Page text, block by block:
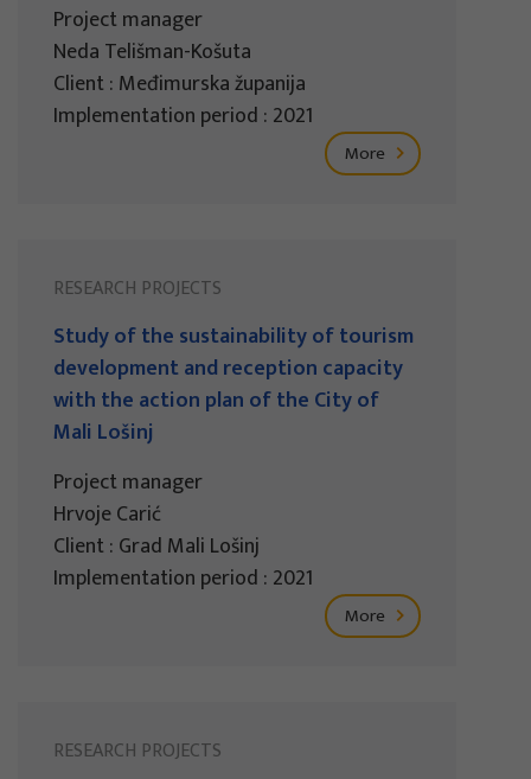
Project manager
Neda Telišman-Košuta
Client : Međimurska županija
Implementation period : 2021
More
RESEARCH PROJECTS
Study of the sustainability of tourism
development and reception capacity
with the action plan of the City of
Mali Lošinj
Project manager
Hrvoje Carić
Client : Grad Mali Lošinj
Implementation period : 2021
More
RESEARCH PROJECTS